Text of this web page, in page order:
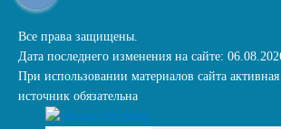
Все права защищены.
Дата последнего изменения на сайте:
При использовании материалов сайта
источник обязательна